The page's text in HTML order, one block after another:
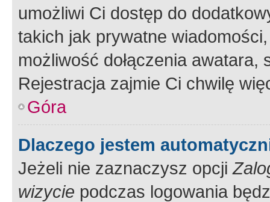
umożliwi Ci dostęp do
takich jak prywatne
możliwość dołączenia
Rejestracja zajmie Ci chwilę
Góra
Dlaczego jestem
Jeżeli nie zaznaczysz opcji
wizycie podczas logowania